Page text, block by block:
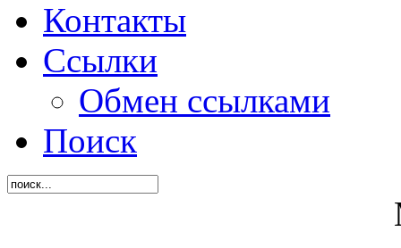
Контакты
Ссылки
Обмен ссылками
Поиск